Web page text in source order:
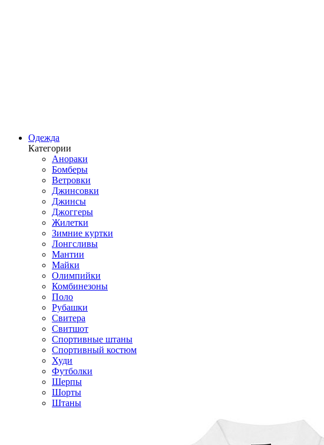
Одежда
Категории
Анораки
Бомберы
Ветровки
Джинсовки
Джинсы
Джоггеры
Жилетки
Зимние куртки
Лонгсливы
Мантии
Майки
Олимпийки
Комбинезоны
Поло
Рубашки
Свитера
Свитшот
Спортивные штаны
Спортивный костюм
Худи
Футболки
Шерпы
Шорты
Штаны